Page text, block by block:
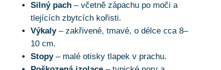
Silný pach– včetně zápachu po moči a
tlejících zbytcích kořisti.
Výkaly– zakřivené, tmavé, o délce cca 8–
10 cm.
Stopy– malé otisky tlapek v prachu.